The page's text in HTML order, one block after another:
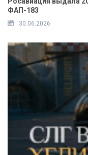
ФАП-183
30.06.2026